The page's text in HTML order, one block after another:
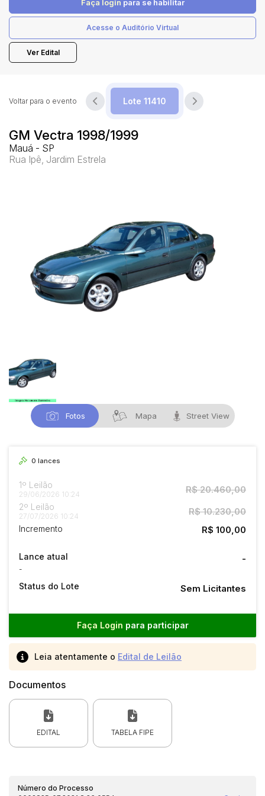
Faça login para se habilitar
Acesse o Auditório Virtual
Ver Edital
GM Vectra 1998/1999
Mauá - SP
Rua Ipê, Jardim Estrela
Voltar para o evento
Fotos Mapa Street View
0 lances
1º Leilão
29/06/2026 10:24 R$ 20.460,00
2º Leilão
27/07/2026 10:24 R$ 10.230,00
Incremento R$ 100,00
Lance atual
-
-
Status do Lote Sem Licitantes
Faça Login para participar
Leia atentamente o Edital de Leilão
Documentos
EDITAL TABELA FIPE
Número do Processo